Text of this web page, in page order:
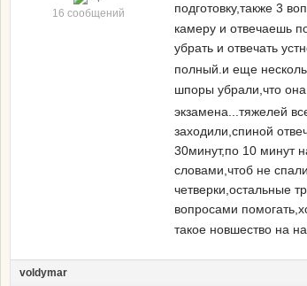
16 сообщений
подготовку,также 3
камеру и отвечаешь
убрать и отвечать
полный.и еще
шпоры убрали,что она
экзамена...тяжелей
заходили,спиной
30минут,по 10 минут
словами,чтоб не
четверки,остальные
вопросами
такое новшество на
voldymar